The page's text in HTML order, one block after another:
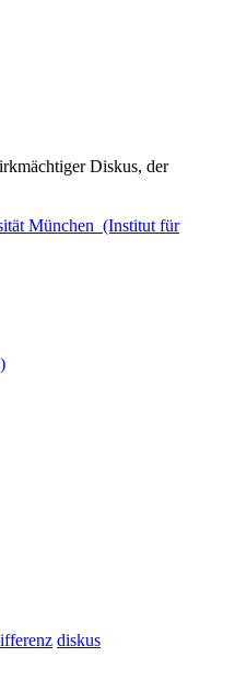
Diskus, der
München (Institut für
diskus